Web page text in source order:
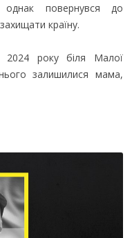
однак повернувся до
країну.
2024 року біля Малої
залишилися мама,